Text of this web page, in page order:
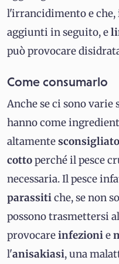
l'irrancidimento e che,
aggiunti in seguito, e
può provocare
Come consumarlo
Anche se ci sono varie
hanno come
altamente
cottoperché il pesce
necessaria. Il pesce
parassitiche, se non
possono trasmettersi
provocareinfezionie
l'anisakiasi, una